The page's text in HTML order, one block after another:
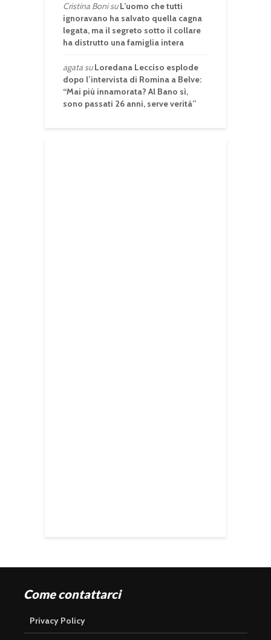
Cristina BonisuL’uomo che tutti
ignoravano ha salvato quella cagna
legata, ma il segreto sotto il collare
ha distrutto una famiglia intera
agatasuLoredana Lecciso esplode
dopo l’intervista di Romina a Belve:
“Mai più innamorata? Al Bano sì,
sono passati 26 anni, serve verità”
Come contattarci
Privacy Policy